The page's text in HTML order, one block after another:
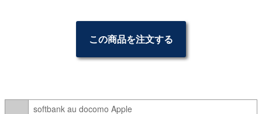
この商品を注文する
softbank au docomo Apple